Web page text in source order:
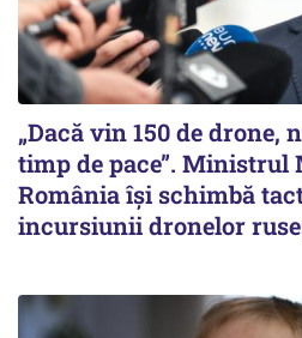
„Dacă vin 150 de drone,
timp de pace”. Ministrul
România își schimbă
incursiunii dronelor